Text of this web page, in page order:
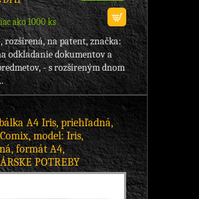
ako 1000 ks
rozšírená, na patent, značka:
odkladanie dokumentov a
- s rozšíreným dnom
A4 Iris, priehľadná,
model: Iris,
formát A4,
POTREBY